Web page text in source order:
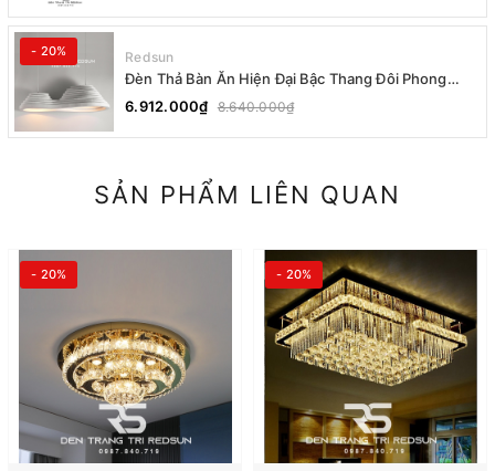
- 20% Redsun
Đèn Thả Bàn Ăn Hiện Đại Bậc Thang Đôi Phong
Cách Nhật Bản Wabi-sabi DC-T078A
6.912.000₫ 8.640.000₫
SẢN PHẨM LIÊN QUAN
- 20% - 20%